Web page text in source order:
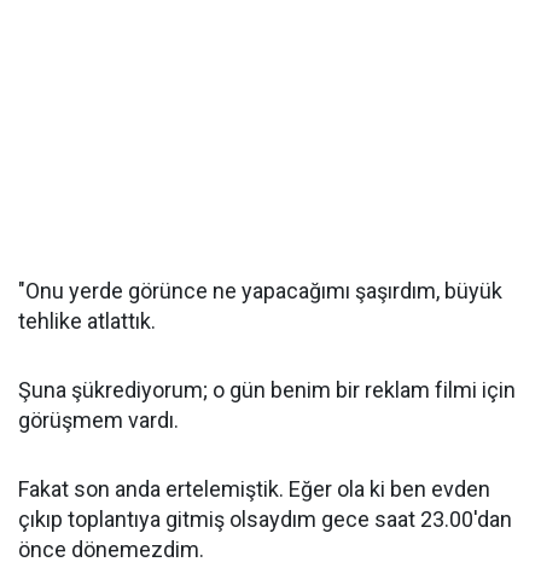
"Onu yerde görünce ne yapacağımı şaşırdım, büyük
tehlike atlattık.
Şuna şükrediyorum; o gün benim bir reklam filmi için
görüşmem vardı.
Fakat son anda ertelemiştik. Eğer ola ki ben evden
çıkıp toplantıya gitmiş olsaydım gece saat 23.00'dan
önce dönemezdim.